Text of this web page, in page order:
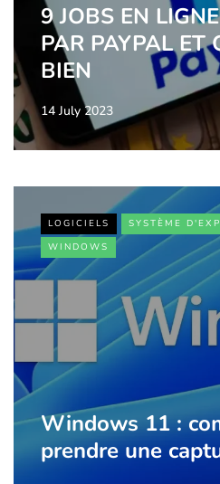
9 JOBS EN
PAR PAYPAL ET
BIEN
14 July 2023
LOGICIELS
SYSTÈME
WINDOWS
Windows 11 :
prendre une